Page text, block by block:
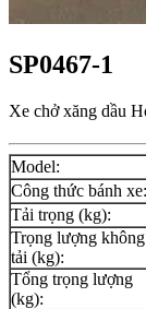
SP0467-1
Xe chở xăng dầu
Model:
Công thức bánh xe:
Tải trọng (kg):
Trọng lượng không
tải (kg):
Tổng trọng lượng
(kg):